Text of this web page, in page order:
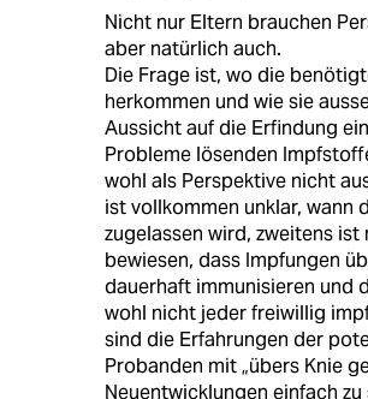
Nicht nur Eltern brauchen
aber natürlich auch.
Die Frage ist, wo die
herkommen und wie sie
Aussicht auf die Erfindung
Probleme lösenden
wohl als Perspektive nicht
ist vollkommen unklar, wann
zugelassen wird, zweitens
bewiesen, dass Impfungen
dauerhaft immunisieren und
wohl nicht jeder freiwillig
sind die Erfahrungen der
Probanden mit „übers Knie
Neuentwicklungen einfach